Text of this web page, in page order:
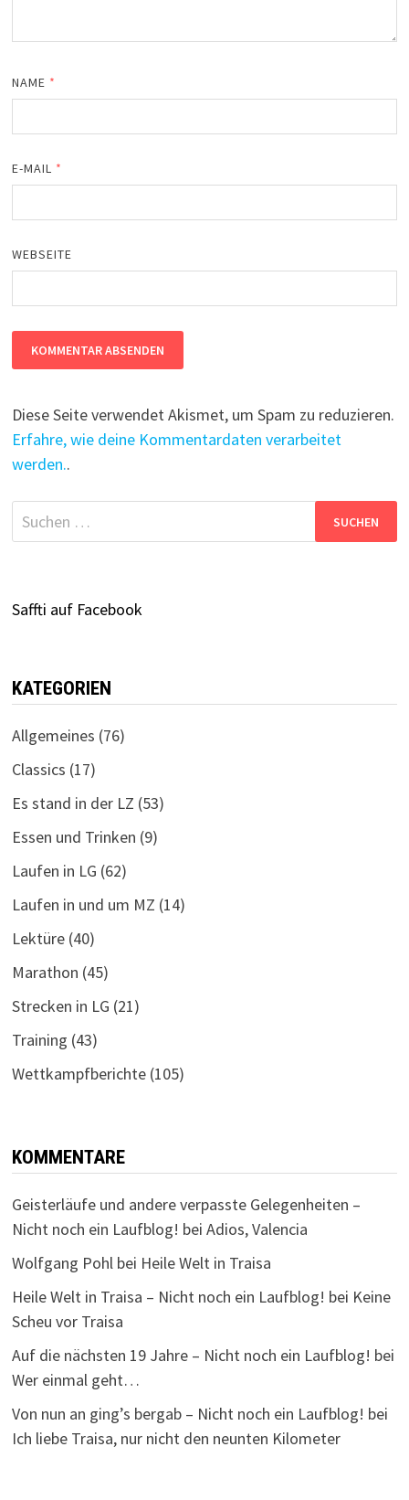
NAME *
E-MAIL *
WEBSEITE
Diese Seite verwendet Akismet, um Spam zu reduzieren.
Erfahre, wie deine Kommentardaten verarbeitet
werden..
Suchen
nach:
Saffti auf Facebook
KATEGORIEN
Allgemeines (76)
Classics (17)
Es stand in der LZ (53)
Essen und Trinken (9)
Laufen in LG (62)
Laufen in und um MZ (14)
Lektüre(40)
Marathon (45)
Strecken in LG (21)
Training (43)
Wettkampfberichte(105)
KOMMENTARE
Geisterläufe und andere verpasste Gelegenheiten –
Nicht noch ein Laufblog! bei Adios, Valencia
Wolfgang Pohlbei Heile Welt in Traisa
Heile Welt in Traisa – Nicht noch ein Laufblog! bei Keine
Scheu vor Traisa
Auf die nächsten 19 Jahre – Nicht noch ein Laufblog! bei
Wer einmal geht…
Von nun an ging’s bergab – Nicht noch ein Laufblog! bei
Ich liebe Traisa, nur nicht den neunten Kilometer